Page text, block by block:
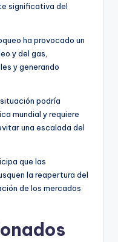
significativa del
ha provocado un
y del gas,
y generando
podría
mundial y requiere
una escalada del
que las
la reapertura del
de los mercados